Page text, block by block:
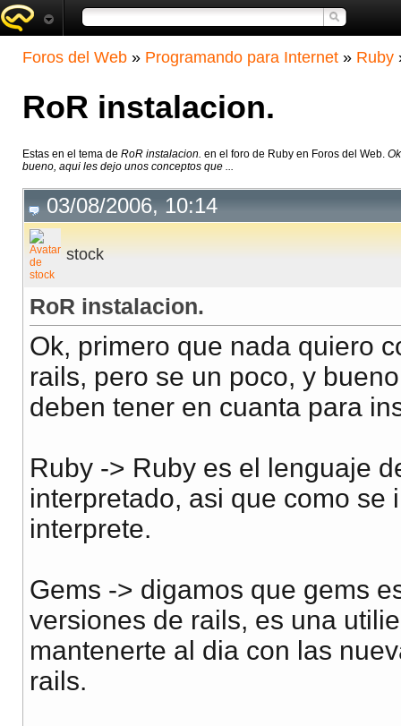
Foros del Web » Programando para Internet » Ruby
RoR instalacion.
Estas en el tema de RoR instalacion. en el foro de Ruby en Foros del Web.
bueno, aqui les dejo unos conceptos que ...
03/08/2006, 10:14
stock
RoR instalacion.
Ok, primero que nada quiero
rails, pero se un poco, y
deben tener en cuanta para
Ruby -> Ruby es el lenguaje
interpretado, asi que como
interprete.
Gems -> digamos que gems
versiones de rails, es una
mantenerte al dia con las
rails.